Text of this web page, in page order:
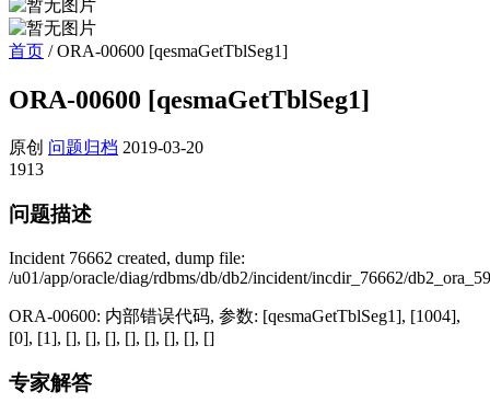
首页 /ORA-00600 [qesmaGetTblSeg1]
ORA-00600 [qesmaGetTblSeg1]
原创 问题归档 2019-03-20
1913
问题描述
Incident 76662 created, dump file:
/u01/app/oracle/diag/rdbms/db/db2/incident/incdir_76662/
ORA-00600: 内部错误代码, 参数: [qesmaGetTblSeg1], [1004],
[0], [1], [], [], [], [], [], [], [], []
专家解答